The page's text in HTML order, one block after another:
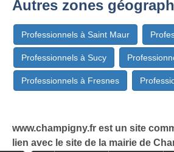
Autres zones
Professionnels à Saint Maur
Professionnels à Sucy
Professionnels à Fresnes
www.champigny.fr est un site
lien avec le site de la mairie de